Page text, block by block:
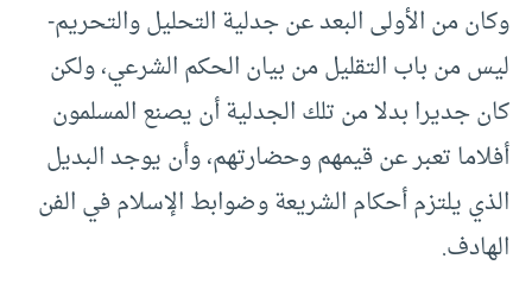
وكان من الأولى البعد عن جدلية التحليل والتحريم-
ليس من باب التقليل من بيان الحكم الشرعي، ولكن
كان جديرا بدلا من تلك الجدلية أن يصنع المسلمون
أفلاما تعبر عن قيمهم وحضارتهم، وأن يوجد البديل
الذي يلتزم أحكام الشريعة وضوابط الإسلام في الفن
الهادف.